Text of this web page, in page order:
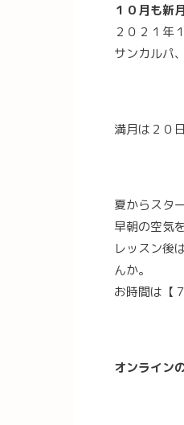
１０月も新
２０２１年
サンカルパ
満月は２０
夏からスタ
早朝の空気
レッスン後
んか。
お時間は【
オンライン